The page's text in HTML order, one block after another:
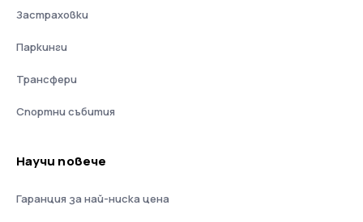
Застраховки
Паркинги
Трансфери
Спортни събития
Научи повече
Гаранция за най-ниска цена